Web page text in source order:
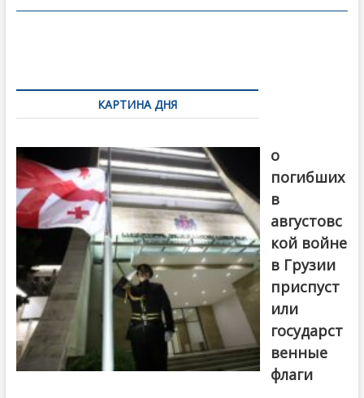
o
в
по
записямКАРТИНА ДНЯ
о
погибших
в
августовс
кой войне
в Грузии
приспуст
или
государст
венные
флаги